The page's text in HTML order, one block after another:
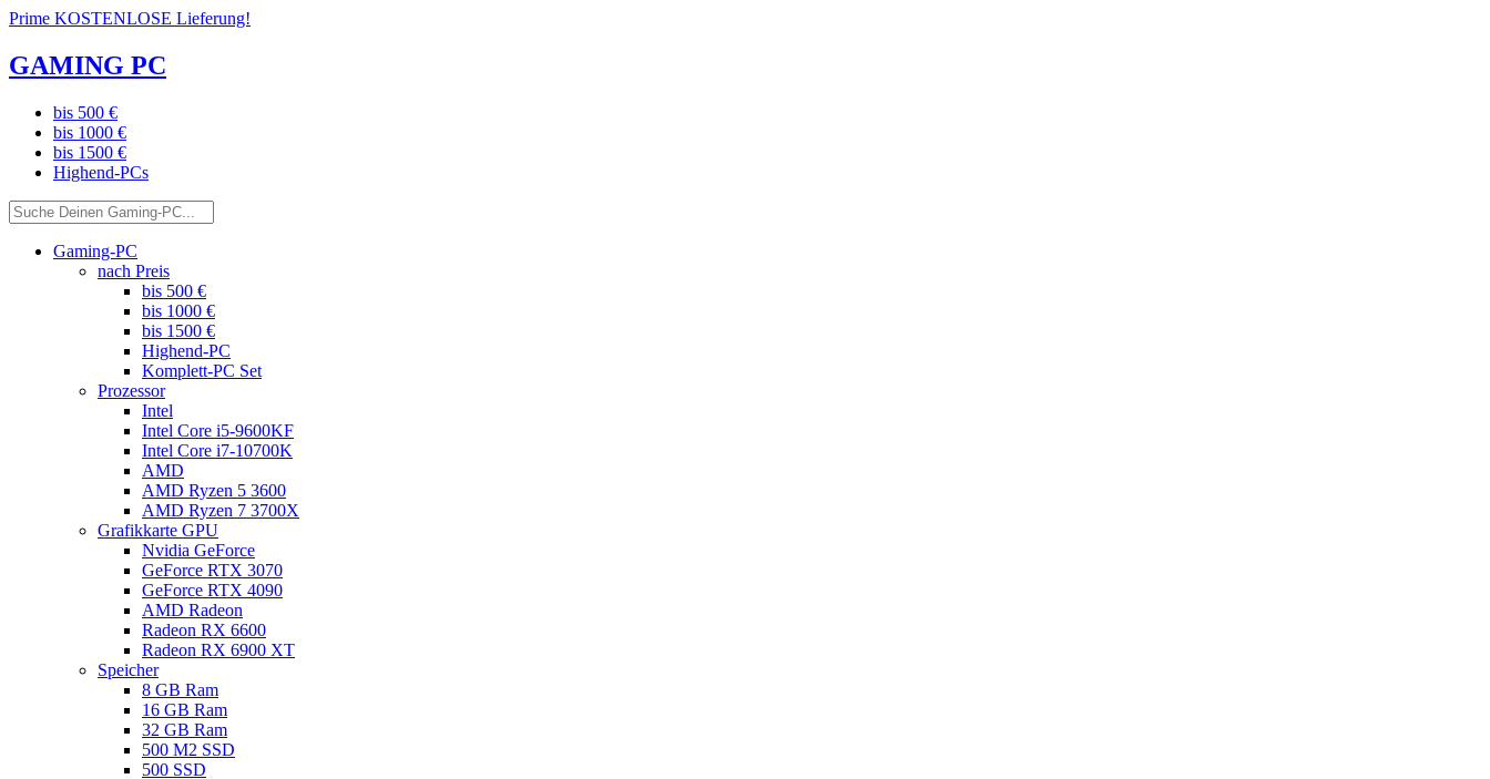
Prime KOSTENLOSE Lieferung!
GAMING PC
bis 500 €
bis 1000 €
bis 1500 €
Highend-PCs
Gaming-PC
nach Preis
bis 500 €
bis 1000 €
bis 1500 €
Highend-PC
Komplett-PC Set
Prozessor
Intel
Intel Core i5-9600KF
Intel Core i7-10700K
AMD
AMD Ryzen 5 3600
AMD Ryzen 7 3700X
Grafikkarte GPU
Nvidia GeForce
GeForce RTX 3070
GeForce RTX 4090
AMD Radeon
Radeon RX 6600
Radeon RX 6900 XT
Speicher
8 GB Ram
16 GB Ram
32 GB Ram
500 M2 SSD
500 SSD